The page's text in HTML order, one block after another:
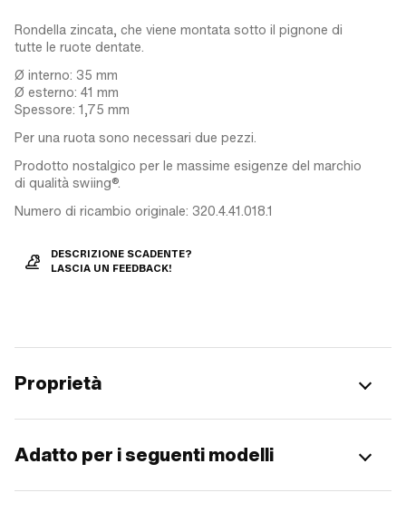
Rondella zincata, che viene montata sotto il pignone di
tutte le ruote dentate.
Ø interno: 35 mm
Ø esterno: 41 mm
Spessore: 1,75 mm
Per una ruota sono necessari due pezzi.
Prodotto nostalgico per le massime esigenze del marchio
di qualità swiing®.
Numero di ricambio originale: 320.4.41.018.1
DESCRIZIONE SCADENTE?
LASCIA UN FEEDBACK!
Proprietà
Adatto per i seguenti modelli